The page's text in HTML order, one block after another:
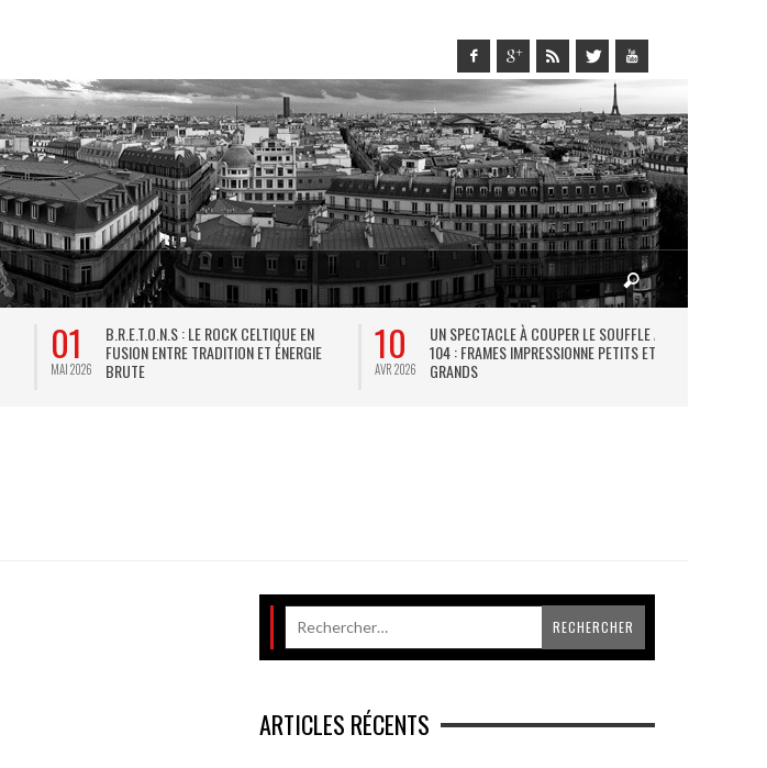
01
MAI 2026
B.R.E.T.O.N.S : LE ROCK CELTIQUE EN
FUSION ENTRE TRADITION ET ÉNERGIE
BRUTE
10
AVR 2026
UN SPECTACLE À COUPER LE SOUFFLE AU
104 : FRAMES IMPRESSIONNE PETITS ET
GRANDS
ARTICLES RÉCENTS